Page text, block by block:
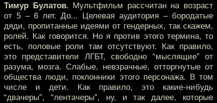
Тимур Булатов. Мультфильм рассчитан на возраст
от 5 – 6 лет. До... Целевая аудитория – бородатые
дяди, пропитанные идеями от гендерных, так скажем,
ролей. Как говорится. Но я против этого термина, то
есть, половые роли там отсутствуют. Как правило,
это представители ЛГБТ, свободно “мыслящие” от
разума, мозга. Слабые, невзрачные, отторгнутые от
общества люди, поклонники этого персонажа. В том
числе и дети. Как правило, это какие-нибудь
“двачеры”, “лентачеры”, ну, и так далее, которые